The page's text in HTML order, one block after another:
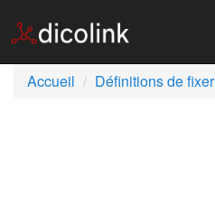
Accueil
Définitions de fixer